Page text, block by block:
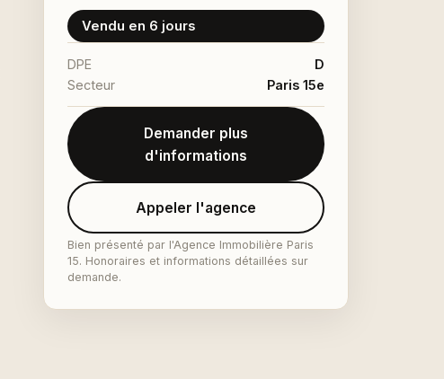
Vendu en 6 jours
DPE
D
Secteur
Paris 15e
Demander plus
d'informations
Appeler l'agence
Bien présenté par l'Agence Immobilière Paris
15. Honoraires et informations détaillées sur
demande.